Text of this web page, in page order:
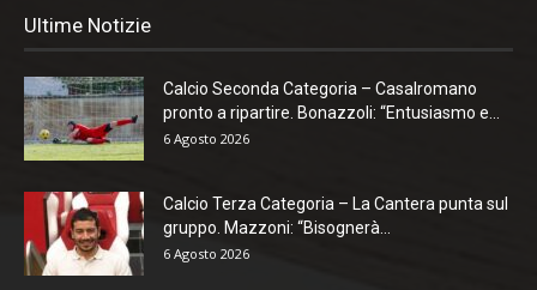
Ultime Notizie
Calcio Seconda Categoria – Casalromano
pronto a ripartire. Bonazzoli: “Entusiasmo e...
6 Agosto 2026
Calcio Terza Categoria – La Cantera punta sul
gruppo. Mazzoni: “Bisognerà...
6 Agosto 2026